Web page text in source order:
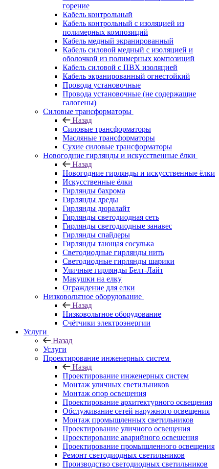
горение
Кабель контрольный
Кабель контрольный с изоляцией из
полимерных композиций
Кабель медный экранированный
Кабель силовой медный с изоляцией и
оболочкой из полимерных композиций
Кабель силовой с ПВХ изоляцией
Кабель экранированный огнестойкий
Провода установочные
Провода установочные (не содержащие
галогены)
Силовые трансформаторы
Назад
Силовые трансформаторы
Масляные трансформаторы
Сухие силовые трансформаторы
Новогодние гирлянды и искусственные ёлки
Назад
Новогодние гирлянды и искусственные ёлки
Искусственные ёлки
Гирлянды бахрома
Гирлянды дреды
Гирлянды дюралайт
Гирлянды светодиодная сеть
Гирлянды светодиодные занавес
Гирлянды спайдеры
Гирлянды тающая сосулька
Светодиодные гирлянды нить
Светодиодные гирлянды шарики
Уличные гирлянды Белт-Лайт
Макушки на елку
Ограждение для елки
Низковольтное оборудование
Назад
Низковольтное оборудование
Счётчики электроэнергии
Услуги
Назад
Услуги
Проектирование инженерных систем
Назад
Проектирование инженерных систем
Монтаж уличных светильников
Монтаж опор освещения
Проектирование архитектурного освещения
Обслуживание сетей наружного освещения
Монтаж промышленных светильников
Проектирование уличного освещения
Проектирование аварийного освещения
Проектирование промышленного освещения
Ремонт светодиодных светильников
Производство светодиодных светильников